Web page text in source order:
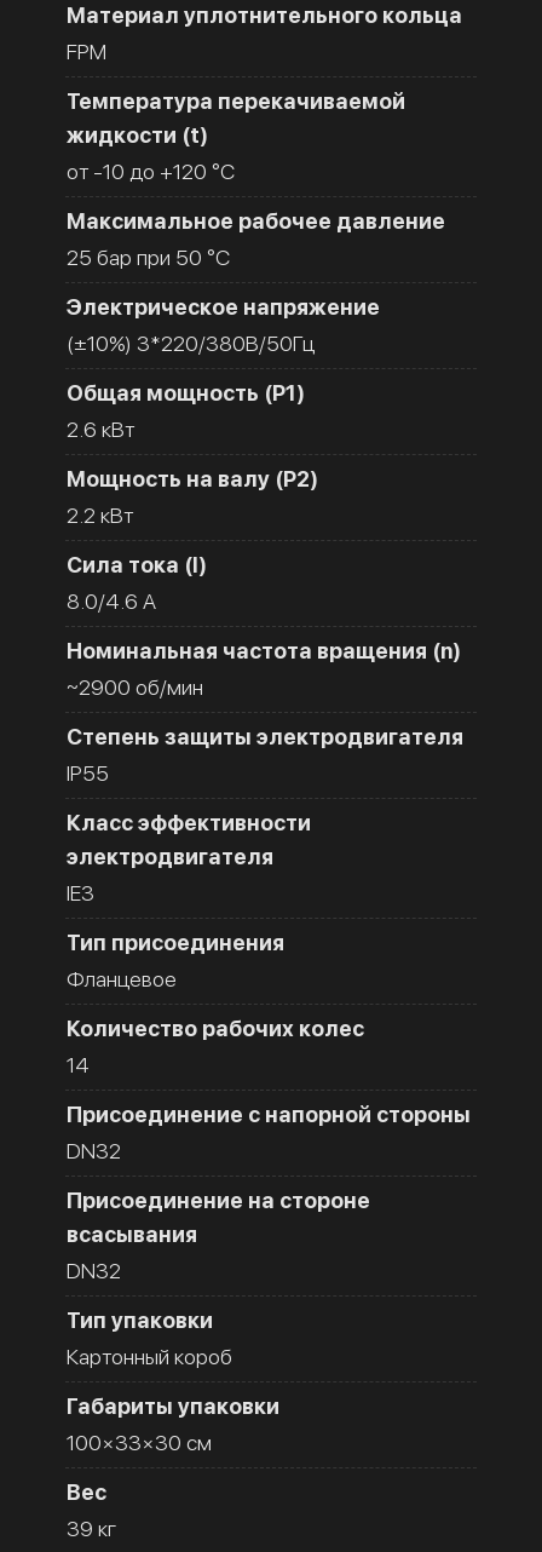
Материал уплотнительного кольца
FPM
Температура перекачиваемой
жидкости (t)
от -10 до +120 °C
Максимальное рабочее давление
25 бар при 50 °C
Электрическое напряжение
(±10%) 3*220/380В/50Гц
Общая мощность (Р1)
2.6 кВт
Мощность на валу (Р2)
2.2 кВт
Сила тока (I)
8.0/4.6 A
Номинальная частота вращения (n)
~2900 об/мин
Степень защиты электродвигателя
IP55
Класс эффективности
электродвигателя
IE3
Тип присоединения
Фланцевое
Количество рабочих колес
14
Присоединение с напорной стороны
DN32
Присоединение на стороне
всасывания
DN32
Тип упаковки
Картонный короб
Габариты упаковки
100×33×30 см
Вес
39 кг